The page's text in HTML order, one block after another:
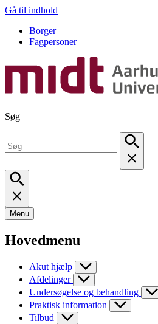
Gå til indhold
Borger
Fagpersoner
Søg
Menu
Hovedmenu
Akut hjælp
Afdelinger
Undersøgelse og behandling
Praktisk information
Tilbud